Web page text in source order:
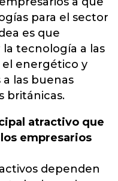
para el sector
es que
tecnología a las
el energético y
las buenas
británicas.
atractivo que
empresarios
dependen